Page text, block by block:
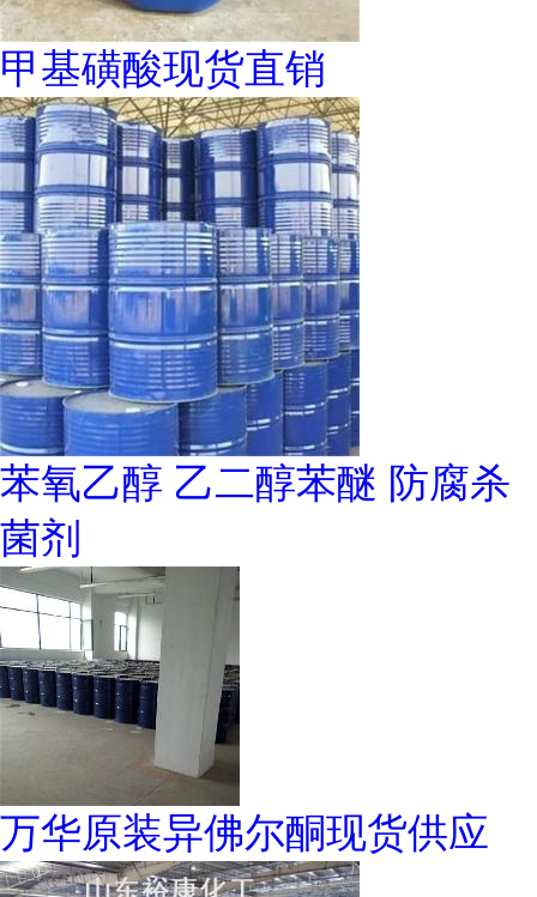
甲基磺酸现货直销
苯氧乙醇 乙二醇苯醚 防腐杀
菌剂
万华原装异佛尔酮现货供应